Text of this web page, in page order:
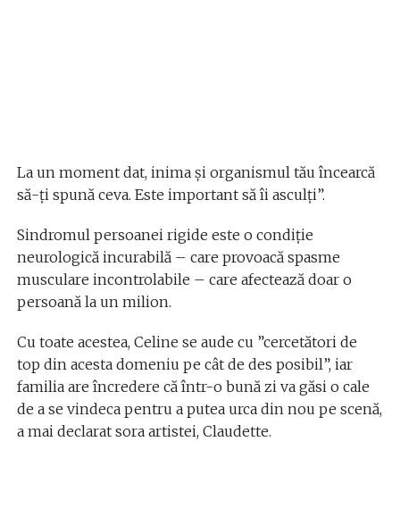
La un moment dat, inima și organismul tău încearcă
să-ți spună ceva. Este important să îi asculți”.
Sindromul persoanei rigide este o condiție
neurologică incurabilă – care provoacă spasme
musculare incontrolabile – care afectează doar o
persoană la un milion.
Cu toate acestea, Celine se aude cu ”cercetători de
top din acesta domeniu pe cât de des posibil”, iar
familia are încredere că într-o bună zi va găsi o cale
de a se vindeca pentru a putea urca din nou pe scenă,
a mai declarat sora artistei, Claudette.